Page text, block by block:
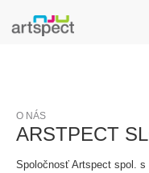
O NÁS
ARSTPECT
Spoločnosť Artspect spol.